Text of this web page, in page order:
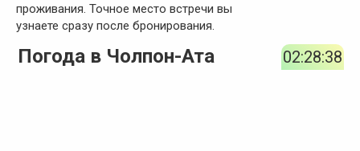
проживания. Точное место встречи вы
узнаете сразу после бронирования.
Погода в Чолпон-Ата 02:28:39